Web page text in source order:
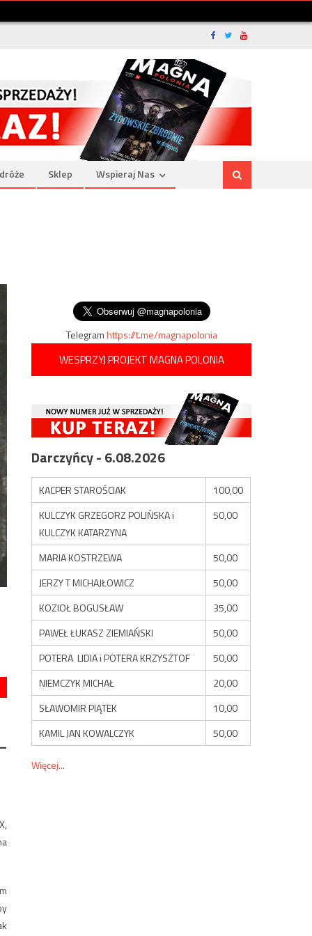
Sklep Wspieraj Nas
Telegramhttps://t.me/magnapolonia
WESPRZYJ PROJEKT MAGNA POLONIA
Darczyńcy - 6.08.2026
KACPER STAROŚCIAK
100,00
KULCZYK GRZEGORZ POLIŃSKA i
KULCZYK KATARZYNA
50,00
MARIA KOSTRZEWA
50,00
JERZY T MICHAJŁOWICZ
50,00
KOZIOŁ BOGUSŁAW
35,00
PAWEŁ ŁUKASZ ZIEMIAŃSKI
50,00
POTERA LIDIA i POTERA KRZYSZTOF
50,00
NIEMCZYK MICHAŁ
20,00
SŁAWOMIR PIĄTEK
10,00
KAMIL JAN KOWALCZYK
50,00
Więcej...